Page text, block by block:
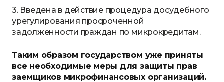
3. Введена в действие процедура досудебного
урегулирования просроченной
задолженности граждан по микрокредитам.
Таким образом государством уже приняты
все необходимые меры для защиты прав
заемщиков микрофинансовых организаций.